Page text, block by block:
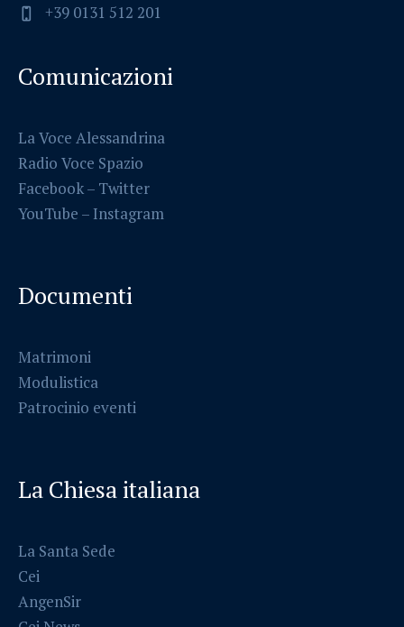
+39 0131 512 201
Comunicazioni
La Voce Alessandrina
Radio Voce Spazio
Facebook– Twitter
YouTube – Instagram
Documenti
Matrimoni
Modulistica
Patrocinio eventi
La Chiesa italiana
La Santa Sede
Cei
AngenSir